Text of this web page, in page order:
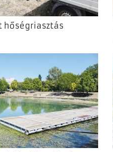
hőségriasztás